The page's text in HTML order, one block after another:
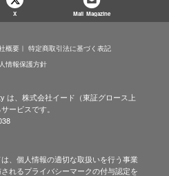
X Mail Magazine
概要
特定商取引法に基づく表記
情報保護方針
は、株式会社イード（東証グロース上
ービスです。
、個人情報の適切な取扱いを行う事業
れるプライバシーマークの付与認定を